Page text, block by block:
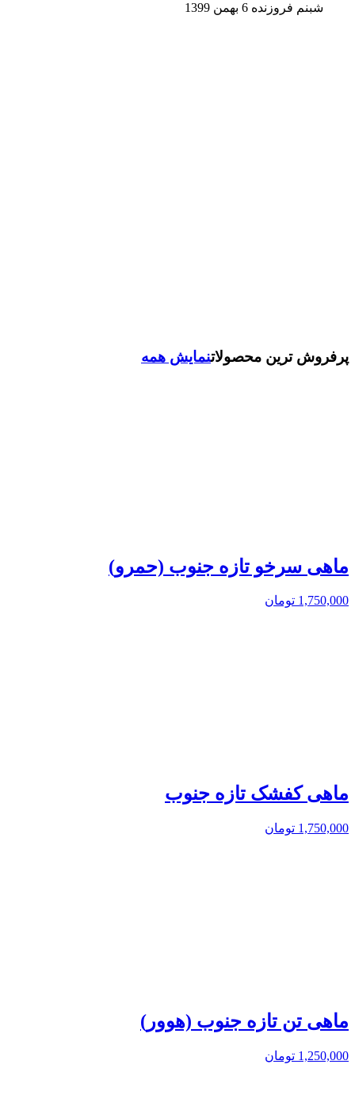
شبنم فروزنده 6 بهمن 1399
پرفروش ترین محصولاتنمایش همه
ماهی سرخو تازه جنوب (حمرو)
1,750,000 تومان
ماهی کفشک تازه جنوب
1,750,000 تومان
ماهی تن تازه جنوب (هوور)
1,250,000 تومان